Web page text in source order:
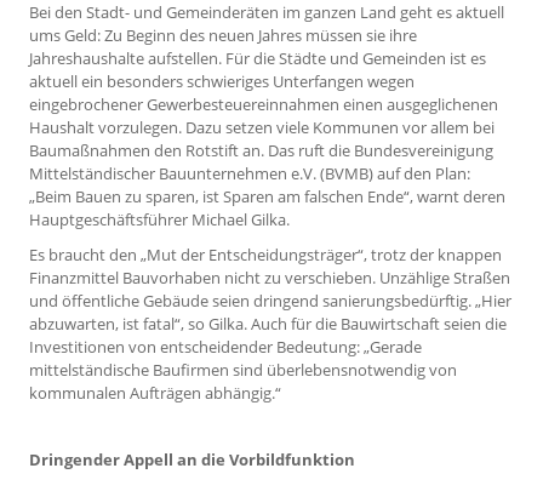
Bei den Stadt- und Gemeinderäten im ganzen Land geht es aktuell
ums Geld: Zu Beginn des neuen Jahres müssen sie ihre
Jahreshaushalte aufstellen. Für die Städte und Gemeinden ist es
aktuell ein besonders schwieriges Unterfangen wegen
eingebrochener Gewerbesteuereinnahmen einen ausgeglichenen
Haushalt vorzulegen. Dazu setzen viele Kommunen vor allem bei
Baumaßnahmen den Rotstift an. Das ruft die Bundesvereinigung
Mittelständischer Bauunternehmen e.V. (BVMB) auf den Plan:
„Beim Bauen zu sparen, ist Sparen am falschen Ende“, warnt deren
Hauptgeschäftsführer Michael Gilka.
Es braucht den „Mut der Entscheidungsträger“, trotz der knappen
Finanzmittel Bauvorhaben nicht zu verschieben. Unzählige Straßen
und öffentliche Gebäude seien dringend sanierungsbedürftig. „Hier
abzuwarten, ist fatal“, so Gilka. Auch für die Bauwirtschaft seien die
Investitionen von entscheidender Bedeutung: „Gerade
mittelständische Baufirmen sind überlebensnotwendig von
kommunalen Aufträgen abhängig.“
Dringender Appell an die Vorbildfunktion